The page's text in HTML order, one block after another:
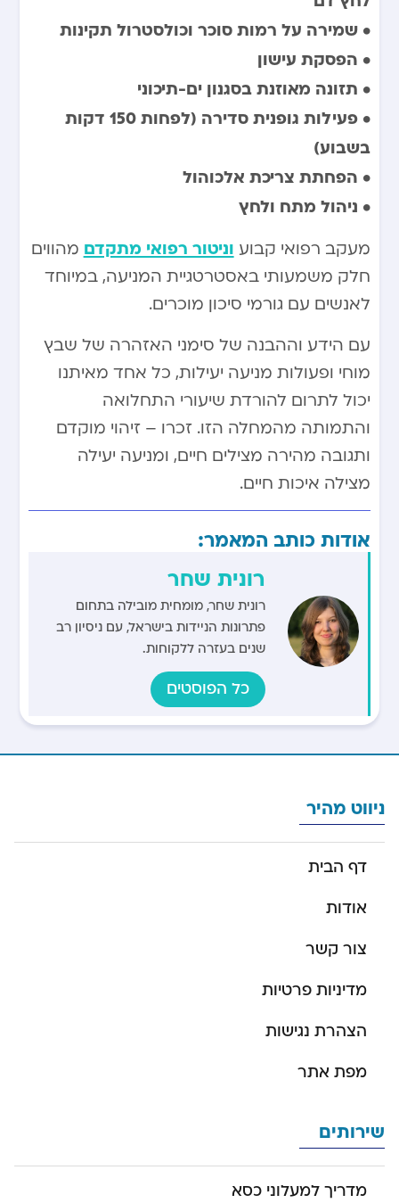
• שמירה על רמות סוכר וכולסטרול תקינות
• הפסקת עישון
• תזונה מאוזנת בסגנון ים-תיכוני
• פעילות גופנית סדירה (לפחות 150 דקות
בשבוע)
• הפחתת צריכת אלכוהול
• ניהול מתח ולחץ
מעקב רפואי קבוע וניטור רפואי מתקדם מהווים
חלק משמעותי באסטרטגיית המניעה, במיוחד
לאנשים עם גורמי סיכון מוכרים.
עם הידע וההבנה של סימני האזהרה של שבץ
מוחי ופעולות מניעה יעילות, כל אחד מאיתנו
יכול לתרום להורדת שיעורי התחלואה
והתמותה מהמחלה הזו. זכרו – זיהוי מוקדם
ותגובה מהירה מצילים חיים, ומניעה יעילה
מצילה איכות חיים.
אודות כותב המאמר:
רונית שחר
רונית שחר, מומחית מובילה בתחום
פתרונות הניידות בישראל, עם ניסיון רב
שנים בעזרה ללקוחות.
כל הפוסטים
ניווט מהיר
דף הבית
אודות
צור קשר
מדיניות פרטיות
הצהרת נגישות
מפת אתר
שירותים
מדריך למעלוני כסא